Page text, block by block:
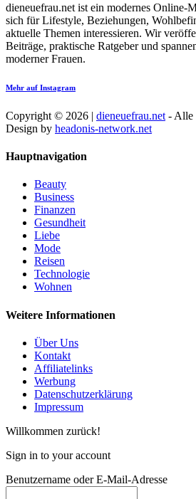
dieneuefrau.net ist ein modernes Online-
sich für Lifestyle, Beziehungen,
aktuelle Themen interessieren. Wir
Beiträge, praktische Ratgeber und
moderner Frauen.
Mehr auf Instagram
Copyright © 2026 | dieneuefrau.net - Alle
Design by headonis-network.net
Hauptnavigation
Beauty
Business
Finanzen
Gesundheit
Liebe
Mode
Reisen
Technologie
Wohnen
Weitere Informationen
Über Uns
Kontakt
Affiliatelinks
Werbung
Datenschutzerklärung
Impressum
Willkommen zurück!
Sign in to your account
Benutzername oder E-Mail-Adresse